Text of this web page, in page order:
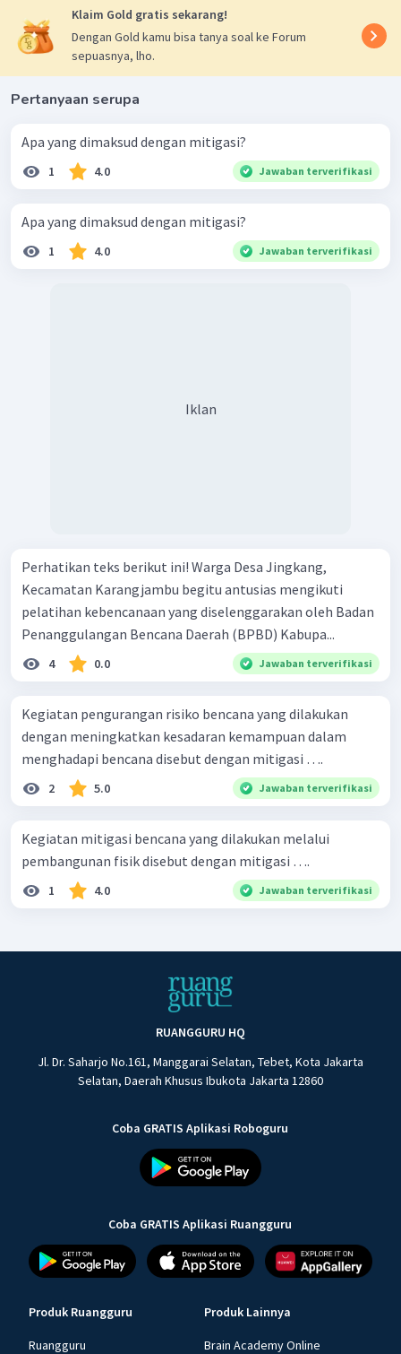
Klaim Gold gratis sekarang!
Dengan Gold kamu bisa tanya soal ke Forum
sepuasnya, lho.
Pertanyaan serupa
Apa yang dimaksud dengan mitigasi?
1 4.0 Jawaban terverifikasi
Apa yang dimaksud dengan mitigasi?
1 4.0 Jawaban terverifikasi
Iklan
Perhatikan teks berikut ini! Warga Desa Jingkang,
Kecamatan Karangjambu begitu antusias mengikuti
pelatihan kebencanaan yang diselenggarakan oleh Badan
Penanggulangan Bencana Daerah (BPBD) Kabupa...
4 0.0 Jawaban terverifikasi
Kegiatan pengurangan risiko bencana yang dilakukan
dengan meningkatkan kesadaran kemampuan dalam
menghadapi bencana disebut dengan mitigasi ….
2 5.0 Jawaban terverifikasi
Kegiatan mitigasi bencana yang dilakukan melalui
pembangunan fisik disebut dengan mitigasi ….
1 4.0 Jawaban terverifikasi
RUANGGURU HQ
Jl. Dr. Saharjo No.161, Manggarai Selatan, Tebet, Kota Jakarta
Selatan, Daerah Khusus Ibukota Jakarta 12860
Coba GRATIS Aplikasi Roboguru
Coba GRATIS Aplikasi Ruangguru
Produk Ruangguru
Ruangguru
Produk Lainnya
Brain Academy Online